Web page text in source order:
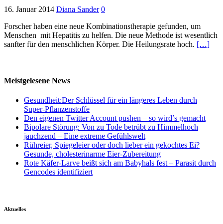
16. Januar 2014 Diana Sander 0
Forscher haben eine neue Kombinationstherapie gefunden, um
Menschen mit Hepatitis zu helfen. Die neue Methode ist wesentlich
sanfter für den menschlichen Körper. Die Heilungsrate hoch. […]
Meistgelesene News
Gesundheit:Der Schlüssel für ein längeres Leben durch
Super-Pflanzenstoffe
Den eigenen Twitter Account pushen – so wird’s gemacht
Bipolare Störung: Von zu Tode betrübt zu Himmelhoch
jauchzend – Eine extreme Gefühlswelt
Rühreier, Spiegeleier oder doch lieber ein gekochtes Ei?
Gesunde, cholesterinarme Eier-Zubereitung
Rote Käfer-Larve beißt sich am Babyhals fest – Parasit durch
Gencodes identifiziert
Aktuelles